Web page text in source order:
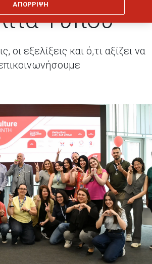
Τύπου
οι εξελίξεις και ό,τι αξίζει να
ΑΠΟΡΡΙΨΗ